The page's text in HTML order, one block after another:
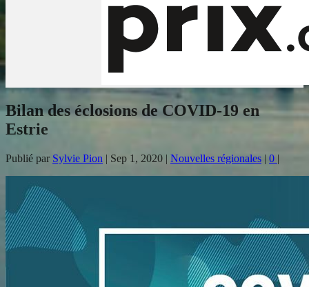
Bilan des éclosions de COVID-19 en
Estrie
Publié par Sylvie Pion | Sep 1, 2020 | Nouvelles régionales | 0 |